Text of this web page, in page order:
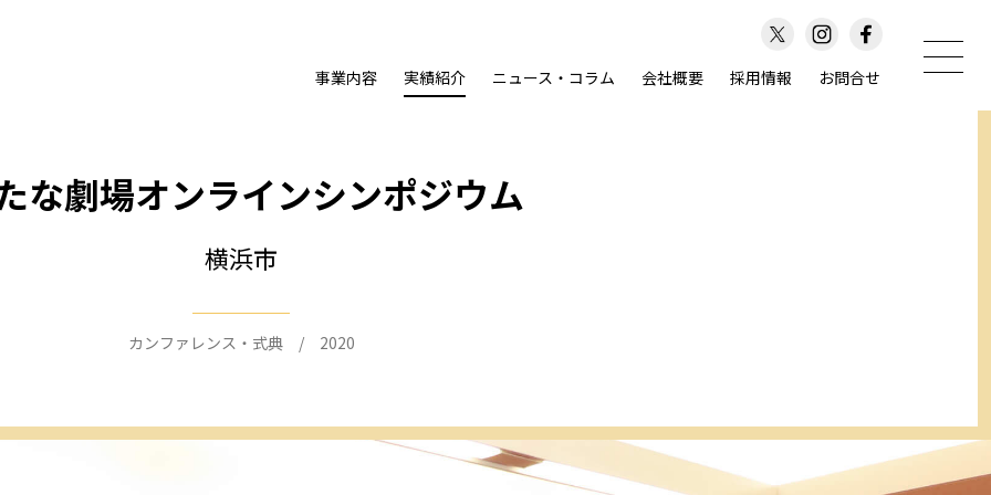
事業内容 実績紹介 ニュース・コラム 会社概要 採用情報 お問合せ
な劇場オンラインシンポジウム
横浜市
カンファレンス・式典 / 2020